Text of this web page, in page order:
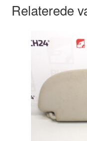
Relaterede